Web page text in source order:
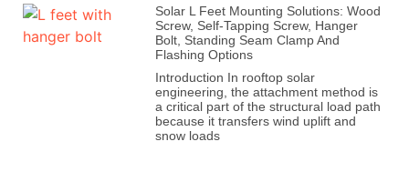
Solar L Feet Mounting Solutions: Wood
Screw, Self-Tapping Screw, Hanger
Bolt, Standing Seam Clamp And
Flashing Options
Introduction In rooftop solar
engineering, the attachment method is
a critical part of the structural load path
because it transfers wind uplift and
snow loads